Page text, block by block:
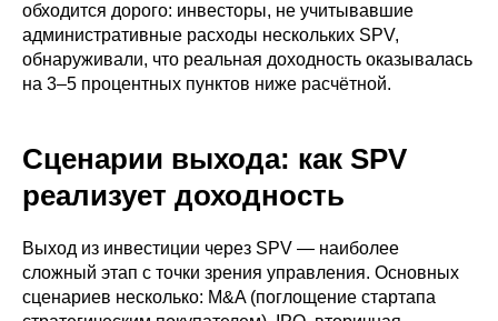
обходится дорого: инвесторы, не учитывавшие
административные расходы нескольких SPV,
обнаруживали, что реальная доходность оказывалась
на 3–5 процентных пунктов ниже расчётной.
Сценарии выхода: как SPV
реализует доходность
Выход из инвестиции через SPV — наиболее
сложный этап с точки зрения управления. Основных
сценариев несколько: M&A (поглощение стартапа